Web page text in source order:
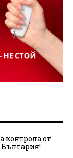
контрола от
България!